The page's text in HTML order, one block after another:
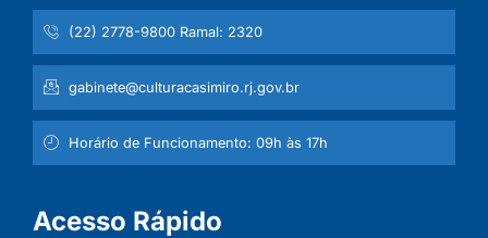
(22) 2778-9800 Ramal: 2320
gabinete@culturacasimiro.rj.gov.br
Horário de Funcionamento: 09h às 17h
Acesso Rápido